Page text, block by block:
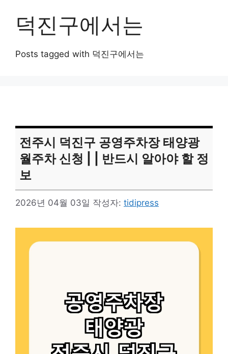
덕진구에서는
Posts tagged with 덕진구에서는
전주시 덕진구 공영주차장 태양광
월주차 신청 | | 반드시 알아야 할 정
보
2026년 04월 03일 작성자: tidipress